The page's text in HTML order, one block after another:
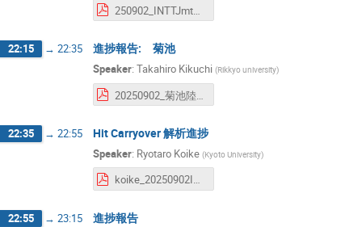
250902_INTTJmtg_General.pdf
22:15 → 22:35 進捗報告: 菊池
Speaker: Takahiro Kikuchi (Rikkyo university)
22:35 → 22:55 Hit Carryover 解析進捗
Speaker: Ryotaro Koike (Kyoto University)
koike_20250902INTT日本語ミーティング.pdf
22:55 → 23:15 進捗報告